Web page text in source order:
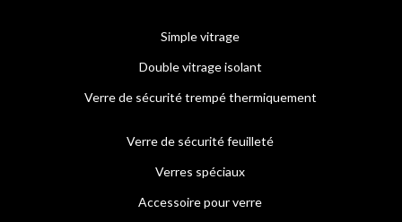
Simple vitrage
Double vitrage isolant
Verre de sécurité trempé thermiquement
Verre de sécurité feuilleté
Verres spéciaux
Accessoire pour verre